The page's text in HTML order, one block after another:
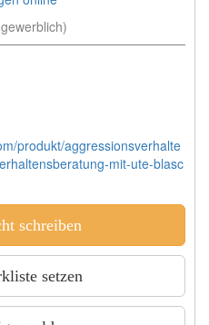
produkt/aggressionsverhalte
mit-ute-blasc
schreiben
setzen